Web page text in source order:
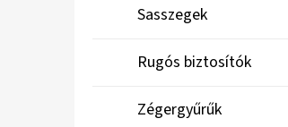
Sasszegek
Rugós biztosítók
Zégergyűrűk